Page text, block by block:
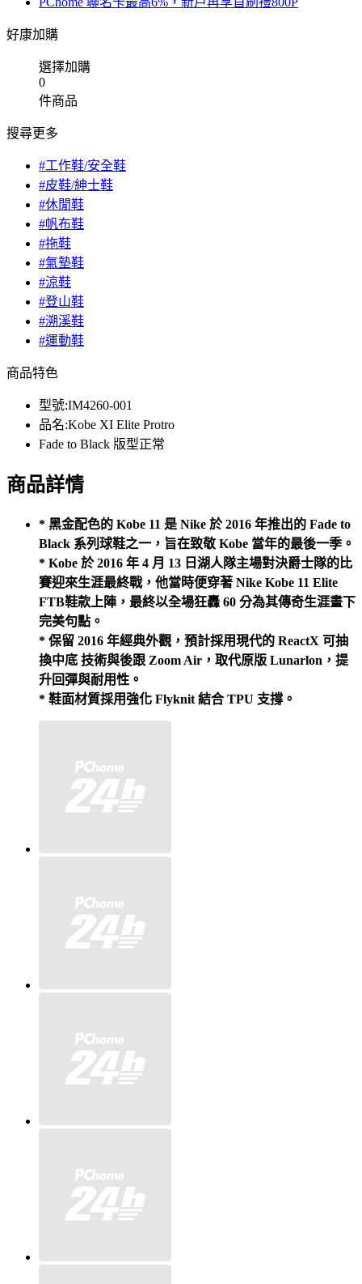
好康加購
選擇加購
0
件商品
搜尋更多
#工作鞋/安全鞋
#皮鞋/紳士鞋
#休閒鞋
#帆布鞋
#拖鞋
#氣墊鞋
#涼鞋
#登山鞋
#溯溪鞋
#運動鞋
商品特色
型號:IM4260-001
品名:Kobe XI Elite Protro
Fade to Black 版型正常
商品詳情
* 黑金配色的 Kobe 11 是 Nike 於 2016 年推出的 Fade to
Black 系列球鞋之一，旨在致敬 Kobe 當年的最後一季。
* Kobe 於 2016 年 4 月 13 日湖人隊主場對決爵士隊的比
賽迎來生涯最終戰，他當時便穿著 Nike Kobe 11 Elite
FTB鞋款上陣，最終以全場狂轟 60 分為其傳奇生涯畫下
完美句點。
* 保留 2016 年經典外觀，預計採用現代的 ReactX 可抽
換中底 技術與後跟 Zoom Air，取代原版 Lunarlon，提
升回彈與耐用性。
* 鞋面材質採用強化 Flyknit 結合 TPU 支撐。